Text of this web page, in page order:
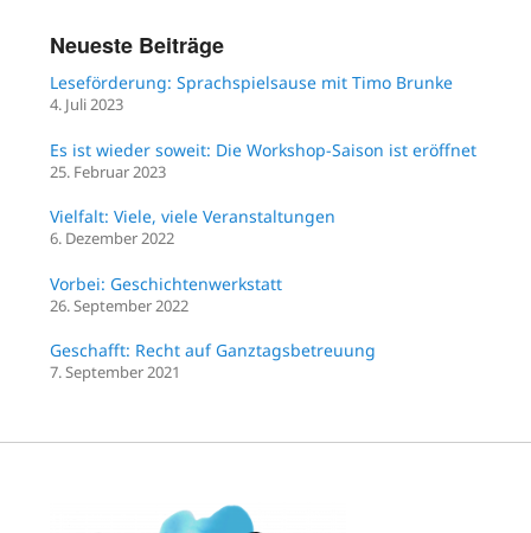
Neueste Beiträge
Leseförderung: Sprachspielsause mit Timo Brunke
4. Juli 2023
Es ist wieder soweit: Die Workshop-Saison ist eröffnet
25. Februar 2023
Vielfalt: Viele, viele Veranstaltungen
6. Dezember 2022
Vorbei: Geschichtenwerkstatt
26. September 2022
Geschafft: Recht auf Ganztagsbetreuung
7. September 2021